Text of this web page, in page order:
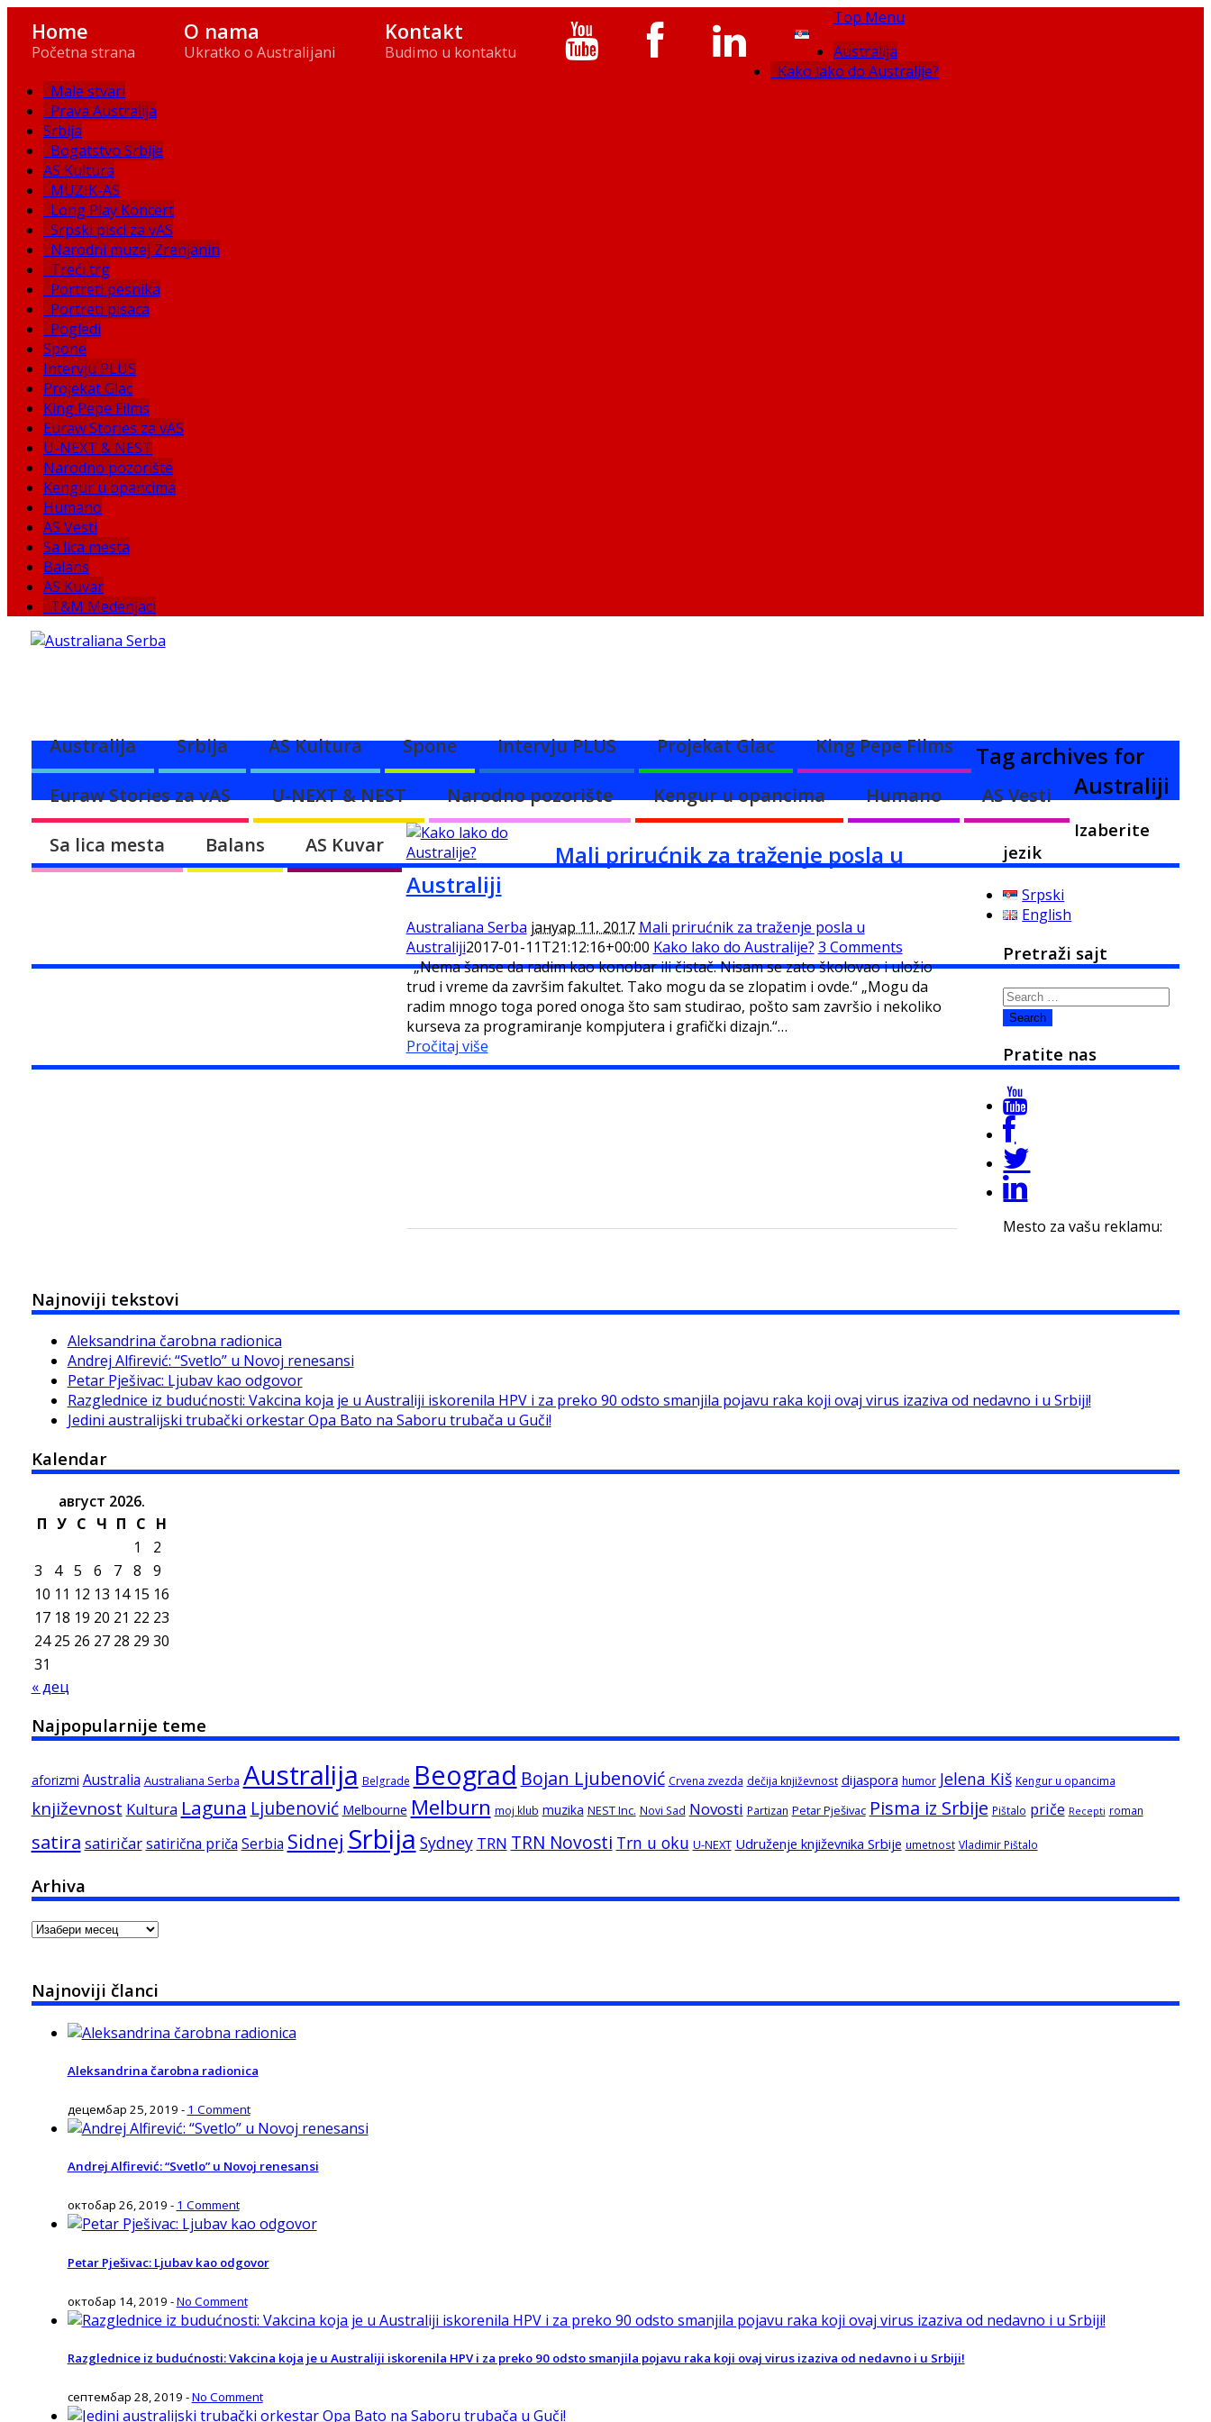
Home
Početna strana
O nama
Ukratko o Australijani
Kontakt
Budimo u kontaktu
Top Menu
Australija
Kako lako do Australije?
Male stvari
Prava Australija
Srbija
Bogatstvo Srbije
AS Kultura
MUZIK-AS
Long Play Koncert
Srpski pisci za vAS
Narodni muzej Zrenjanin
Treći trg
Portreti pesnika
Portreti pisaca
Pogledi
Spone
Intervju PLUS
Projekat Glac
King Pepe Films
Euraw Stories za vAS
U-NEXT & NEST
Narodno pozorište
Kengur u opancima
Humano
AS Vesti
Sa lica mesta
Balans
AS Kuvar
T&M Medenjaci
Australija Srbija AS Kultura Spone Intervju PLUS Projekat Glac King Pepe Films
Euraw Stories za vAS U-NEXT & NEST Narodno pozorište Kengur u opancima Humano AS Vesti
Sa lica mesta Balans AS Kuvar
Tag archives for
Australiji
Mali prirućnik za traženje posla u
Australiji
Australiana Serba јануар 11, 2017 Mali prirućnik za traženje posla u
Australiji2017-01-11T21:12:16+00:00 Kako lako do Australije? 3 Comments
„Nema šanse da radim kao konobar ili čistač. Nisam se zato školovao i uložio
trud i vreme da završim fakultet. Tako mogu da se zlopatim i ovde.“ „Mogu da
radim mnogo toga pored onoga što sam studirao, pošto sam završio i nekoliko
kurseva za programiranje kompjutera i grafički dizajn.“…
Pročitaj više
Izaberite
jezik
Srpski
English
Pretraži sajt
Search
for:
Pratite nas
Mesto za vašu reklamu:
Najnoviji tekstovi
Aleksandrina čarobna radionica
Andrej Alfirević: “Svetlo” u Novoj renesansi
Petar Pješivac: Ljubav kao odgovor
Razglednice iz budućnosti: Vakcina koja je u Australiji iskorenila HPV i za preko 90 odsto smanjila pojavu raka koji ovaj virus izaziva od nedavno i u Srbiji!
Jedini australijski trubački orkestar Opa Bato na Saboru trubača u Guči!
Kalendar
август 2026.
П У С Ч П С Н
1
2
3
4 5 6 7 8
9
10 11 12 13 14 15 16
17 18 19 20 21 22 23
24 25 26 27 28 29 30
31
« дец
Najpopularnije teme
aforizmi Australia Australiana Serba Australija Belgrade Beograd Bojan Ljubenović Crvena zvezda dečija književnost dijaspora humor Jelena Kiš Kengur u opancima
književnost Kultura Laguna Ljubenović Melbourne Melburn moj klub muzika NEST Inc. Novi Sad Novosti Partizan Petar Pješivac Pisma iz Srbije Pištalo priče Recepti roman
satira satiričar satirična priča Serbia Sidnej Srbija Sydney TRN TRN Novosti Trn u oku U-NEXT Udruženje književnika Srbije umetnost Vladimir Pištalo
Arhiva
Arhiva
Najnoviji članci
Aleksandrina čarobna radionica
децембар 25, 2019 - 1 Comment
Andrej Alfirević: “Svetlo” u Novoj renesansi
октобар 26, 2019 - 1 Comment
Petar Pješivac: Ljubav kao odgovor
октобар 14, 2019 -No Comment
Razglednice iz budućnosti: Vakcina koja je u Australiji iskorenila HPV i za preko 90 odsto smanjila pojavu raka koji ovaj virus izaziva od nedavno i u Srbiji!
септембар 28, 2019 -No Comment